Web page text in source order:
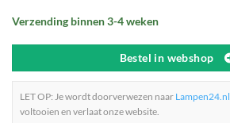
Verzending binnen 3-4 weken
Bestel in webshop
LET OP: Je wordt doorverwezen naar Lampen24.nl
voltooien en verlaat onze website.